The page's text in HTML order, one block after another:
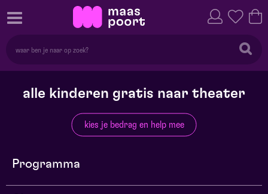
alle kinderen gratis naar theater
kies je bedrag en help mee
Programma